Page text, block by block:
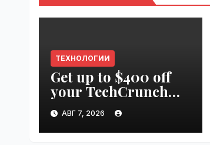
ТЕХНОЛОГИИ
Get up to $400 off
your TechCrunch
Disrupt 2026 pass
until tomorrow |
VseTime.ru
АВГ 7, 2026